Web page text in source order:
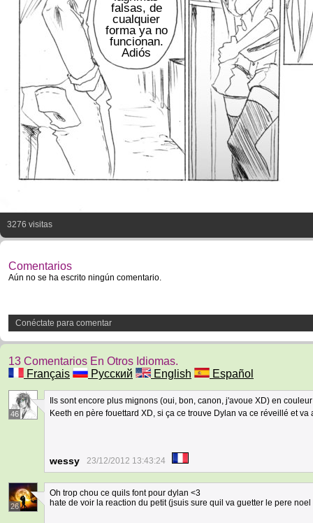
falsas, de
cualquier
forma ya no
funcionan.
Adiós
3276 visitas
Comentarios
Aún no se ha escrito ningún comentario.
Conéctate para comentar
13 Comentarios En Otros Idiomas.
Français
Русский English Español
46
Ils sont encore plus mignons (oui, bon, canon, j'avoue XD) en
Keeth en père fouettard XD, si ça ce trouve Dylan va ce réveillé et
wessy 23/12/2012 13:43:24
26
Oh trop chou ce quils font pour dylan <3
hate de voir la reaction du petit (jsuis sure quil va guetter le pere